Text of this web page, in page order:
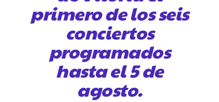
primero de los seis
conciertos
programados
hasta el 5 de
agosto.